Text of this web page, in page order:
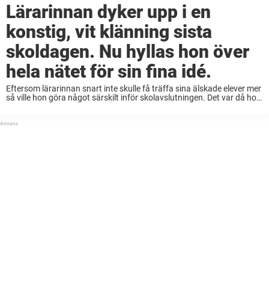
Lärarinnan dyker upp i en
konstig, vit klänning sista
skoldagen. Nu hyllas hon över
hela nätet för sin fina idé.
Eftersom lärarinnan snart inte skulle få träffa sina älskade elever mer
så ville hon göra något särskilt inför skolavslutningen. Det var då hon